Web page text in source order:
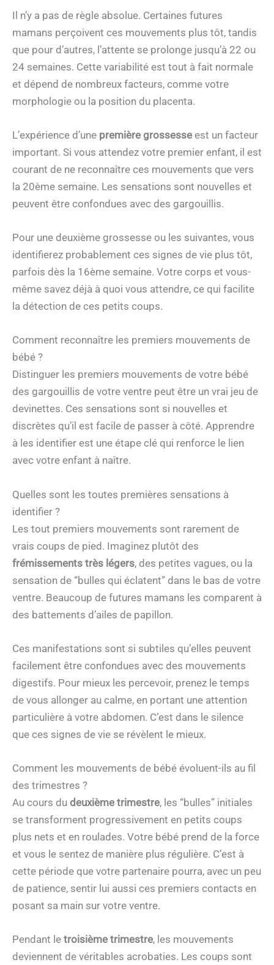
Il n’y a pas de règle absolue. Certaines futures
mamans perçoivent ces mouvements plus tôt, tandis
que pour d’autres, l’attente se prolonge jusqu’à 22 ou
24 semaines. Cette variabilité est tout à fait normale
et dépend de nombreux facteurs, comme votre
morphologie ou la position du placenta.
L’expérience d’une première grossesse est un facteur
important. Si vous attendez votre premier enfant, il est
courant de ne reconnaître ces mouvements que vers
la 20ème semaine. Les sensations sont nouvelles et
peuvent être confondues avec des gargouillis.
Pour une deuxième grossesse ou les suivantes, vous
identifierez probablement ces signes de vie plus tôt,
parfois dès la 16ème semaine. Votre corps et vous-
même savez déjà à quoi vous attendre, ce qui facilite
la détection de ces petits coups.
Comment reconnaître les premiers mouvements de
bébé ?
Distinguer les premiers mouvements de votre bébé
des gargouillis de votre ventre peut être un vrai jeu de
devinettes. Ces sensations sont si nouvelles et
discrètes qu’il est facile de passer à côté. Apprendre
à les identifier est une étape clé qui renforce le lien
avec votre enfant à naître.
Quelles sont les toutes premières sensations à
identifier ?
Les tout premiers mouvements sont rarement de
vrais coups de pied. Imaginez plutôt des
frémissements très légers, des petites vagues, ou la
sensation de “bulles qui éclatent” dans le bas de votre
ventre. Beaucoup de futures mamans les comparent à
des battements d’ailes de papillon.
Ces manifestations sont si subtiles qu’elles peuvent
facilement être confondues avec des mouvements
digestifs. Pour mieux les percevoir, prenez le temps
de vous allonger au calme, en portant une attention
particulière à votre abdomen. C’est dans le silence
que ces signes de vie se révèlent le mieux.
Comment les mouvements de bébé évoluent-ils au fil
des trimestres ?
Au cours du deuxième trimestre, les “bulles” initiales
se transforment progressivement en petits coups
plus nets et en roulades. Votre bébé prend de la force
et vous le sentez de manière plus régulière. C’est à
cette période que votre partenaire pourra, avec un peu
de patience, sentir lui aussi ces premiers contacts en
posant sa main sur votre ventre.
Pendant le troisième trimestre, les mouvements
deviennent de véritables acrobaties. Les coups sont